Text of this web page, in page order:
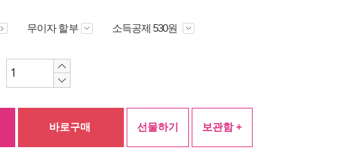
무이자 할부 소득공제 530원
바로구매 선물하기 보관함 +